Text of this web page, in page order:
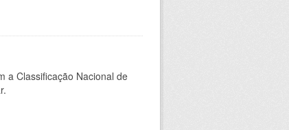
a Classificação Nacional de